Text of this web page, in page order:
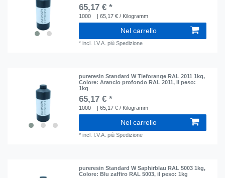
65,17 € *
1000 | 65,17 € / Kilogramm
Nel carrello
*incl. I.V.A. piùSpedizione
pureresin Standard W Tieforange RAL 2011 1kg,
Colore: Arancio profondo RAL 2011, il peso:
1kg
65,17 € *
1000 | 65,17 € / Kilogramm
Nel carrello
*incl. I.V.A. piùSpedizione
pureresin Standard W Saphirblau RAL 5003 1kg,
Colore: Blu zaffiro RAL 5003, il peso: 1kg